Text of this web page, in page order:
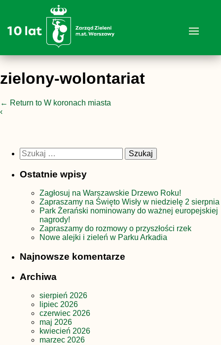
zielony-wolontariat
← Return to W koronach miasta
‹
Szukaj:
Ostatnie wpisy
Zagłosuj na Warszawskie Drzewo Roku!
Zapraszamy na Święto Wisły w niedzielę 2 sierpnia
Park Żerański nominowany do ważnej europejskiej
nagrody!
Zapraszamy do rozmowy o przyszłości rzek
Nowe alejki i zieleń w Parku Arkadia
Najnowsze komentarze
Archiwa
sierpień 2026
lipiec 2026
czerwiec 2026
maj 2026
kwiecień 2026
marzec 2026